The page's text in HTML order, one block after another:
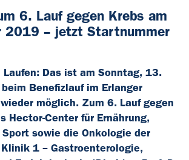
6. Lauf gegen Krebs am
2019 – jetzt Startnummer
Laufen: Das ist am Sonntag, 13.
Benefizlauf im Erlanger
möglich. Zum 6. Lauf gegen
Hector-Center für Ernährung,
sowie die Onkologie der
1 – Gastroenterologie,